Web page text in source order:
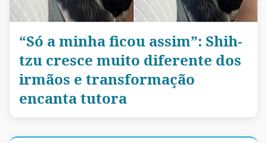
“Só a minha ficou assim”: Shih-
tzu cresce muito diferente dos
irmãos e transformação
encanta tutora